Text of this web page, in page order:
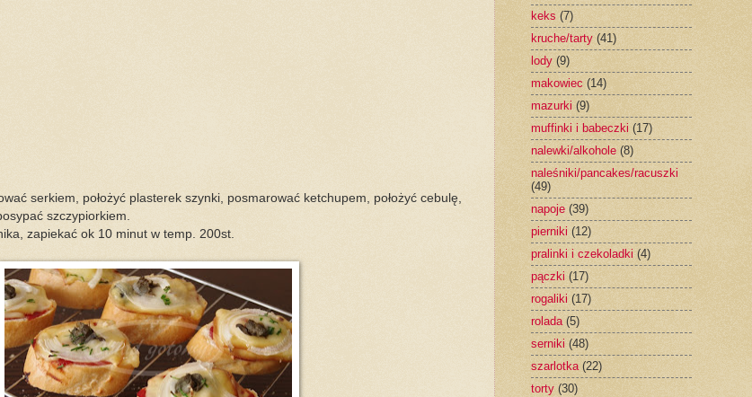
serkiem, położyć plasterek szynki, posmarować ketchupem, położyć cebulę,
szczypiorkiem.
zapiekać ok 10 minut w temp. 200st.
keks (7)
kruche/tarty (41)
lody (9)
makowiec (14)
mazurki (9)
muffinki i babeczki (17)
nalewki/alkohole (8)
naleśniki/pancakes/racuszki
(49)
napoje (39)
pierniki (12)
pralinki i czekoladki (4)
pączki (17)
rogaliki (17)
rolada (5)
serniki (48)
szarlotka (22)
torty (30)